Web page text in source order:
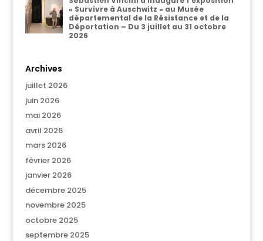
« Survivre à Auschwitz » au Musée
départemental de la Résistance et de la
Déportation – Du 3 juillet au 31 octobre
2026
Archives
juillet 2026
juin 2026
mai 2026
avril 2026
mars 2026
février 2026
janvier 2026
décembre 2025
novembre 2025
octobre 2025
septembre 2025